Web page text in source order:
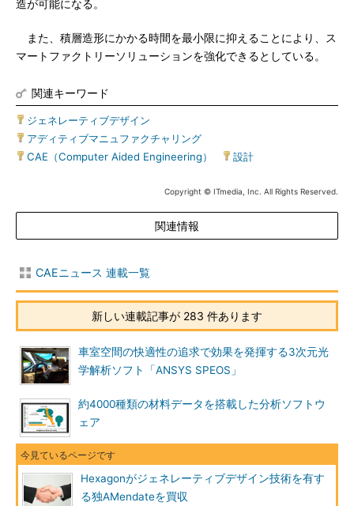
造が可能になる。
また、積層造形にかかる時間を最小限に抑えることにより、ス
マートファクトリーソリューションを強化できるとしている。
関連キーワード
ジェネレーティブデザイン
アディティブマニュファクチャリング
CAE（Computer Aided Engineering）
設計
Copyright © ITmedia, Inc. All Rights Reserved.
関連情報
CAEニュース 連載一覧
新しい連載記事が 283 件あります
車室空間の快適性の追求で効果を発揮する3次元光
学解析ソフト「ANSYS SPEOS」
約4000種類の材料データを搭載した分析ソフトウ
ェア
Hexagonがジェネレーティブデザイン技術を有す
る独AMendateを買収